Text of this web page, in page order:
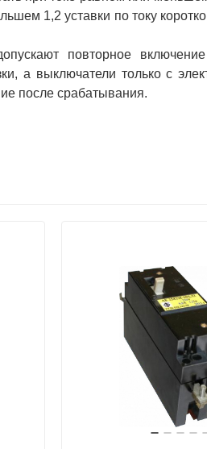
1,2 уставки по току
повторное
а выключатели только с
после срабатывания.